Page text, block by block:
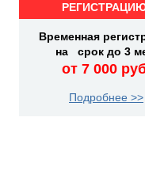
Временная
на срок до 3
от 7 000
Подробнее >>